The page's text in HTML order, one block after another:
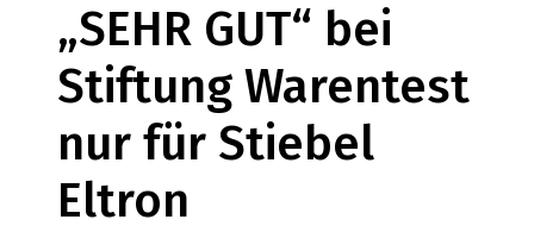
„SEHR GUT“ bei
Stiftung Warentest
nur für Stiebel
Eltron